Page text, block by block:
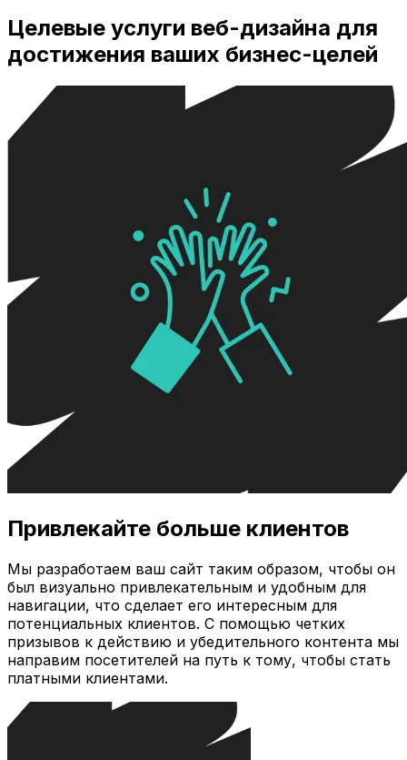
Целевые услуги веб-дизайна для
достижения ваших бизнес-целей
Привлекайте больше клиентов
Мы разработаем ваш сайт таким образом, чтобы он
был визуально привлекательным и удобным для
навигации, что сделает его интересным для
потенциальных клиентов. С помощью четких
призывов к действию и убедительного контента мы
направим посетителей на путь к тому, чтобы стать
платными клиентами.